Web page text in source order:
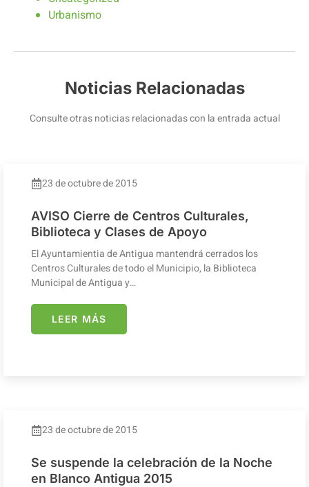
Urbanismo
Noticias Relacionadas
Consulte otras noticias relacionadas con la entrada actual
23 de octubre de 2015
AVISO Cierre de Centros Culturales,
Biblioteca y Clases de Apoyo
El Ayuntamientia de Antigua mantendrá cerrados los
Centros Culturales de todo el Municipio, la Biblioteca
Municipal de Antigua y…
LEER MÁS
23 de octubre de 2015
Se suspende la celebración de la Noche
en Blanco Antigua 2015